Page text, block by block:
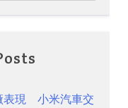
表現 小米汽車交